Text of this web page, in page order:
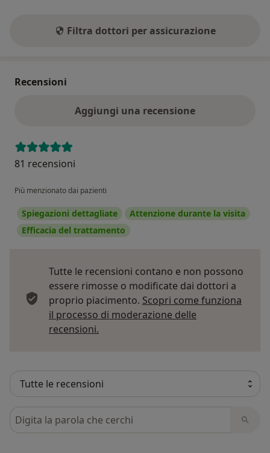
Filtra dottori per assicurazione
Recensioni
Aggiungi una recensione
81 recensioni
Più menzionato dai pazienti
Spiegazioni dettagliate
Attenzione durante la visita
Efficacia del trattamento
Tutte le recensioni contano e non possono
essere rimosse o modificate dai dottori a
proprio piacimento. Scopri come funziona
il processo di moderazione delle
recensioni.
Cerca nelle recensioni